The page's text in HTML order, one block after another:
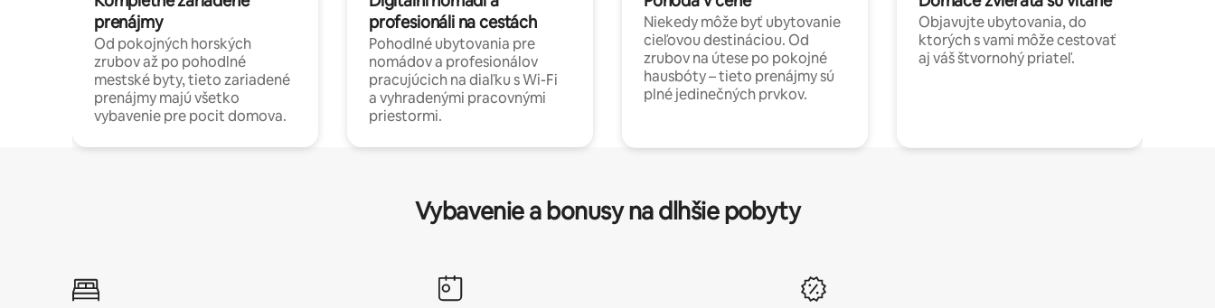
prenájmy
Od pokojných horských
zrubov až po pohodlné
mestské byty, tieto zariadené
prenájmy majú všetko
vybavenie pre pocit domova.
profesionáli na cestách
Pohodlné ubytovania pre
nomádov a profesionálov
pracujúcich na diaľku s Wi-Fi
a vyhradenými pracovnými
priestormi.
Niekedy môže byť ubytovanie
cieľovou destináciou. Od
zrubov na útese po pokojné
hausbóty – tieto prenájmy sú
plné jedinečných prvkov.
Objavujte ubytovania, do
ktorých s vami môže cestovať
aj váš štvornohý priateľ.
Vybavenie a bonusy na dlhšie pobyty